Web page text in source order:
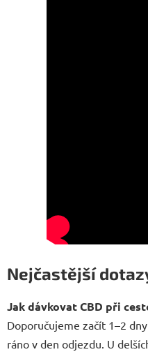
Nejčastější
Jak dávkovat CBD při
Doporučujeme začít 1–2
ráno v den odjezdu. U